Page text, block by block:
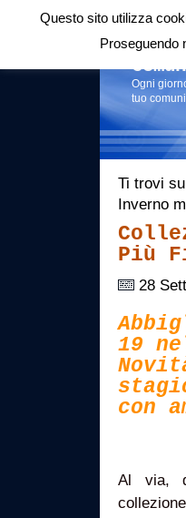
Login|RSS |
Ogni
tuo
Ti trovi
Inverno
Più
28
19
con
Al via,
collezione
Questo sito utilizza
Proseguendo